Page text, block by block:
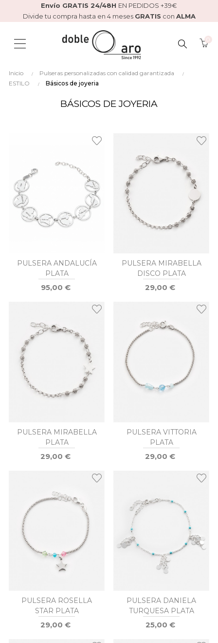
Envío GRATIS 24/48H EN PEDIDOS +39€
Divide tu compra hasta en 4 meses GRATIS con ALMA
BUSCAR
AQUÍ...
Inicio
Pulseras personalizadas con calidad garantizada
ESTILO
Básicos de joyeria
BÁSICOS DE JOYERIA
PULSERA ANDALUCÍA
PLATA
95,00 €
PULSERA MIRABELLA
DISCO PLATA
29,00 €
PULSERA MIRABELLA
PLATA
29,00 €
PULSERA VITTORIA
PLATA
29,00 €
PULSERA ROSELLA
STAR PLATA
29,00 €
PULSERA DANIELA
TURQUESA PLATA
25,00 €